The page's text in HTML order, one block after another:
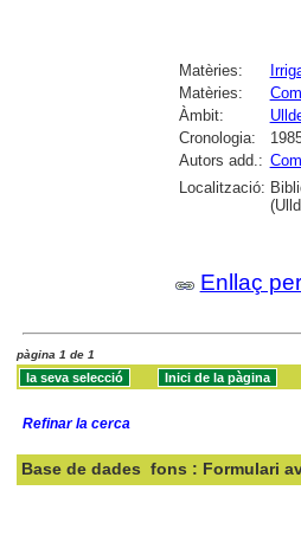
Matèries:
Matèries:
Àmbit:
Cronologia:
Autors add.:
Localització:
Enllaç
pàgina 1 de 1
Refinar la cerca
Base de dades fons : Formulari